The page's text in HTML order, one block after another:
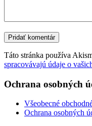
Táto stránka používa
spracovávajú údaje o
Ochrana osobných
Všeobecné
Ochrana osobných